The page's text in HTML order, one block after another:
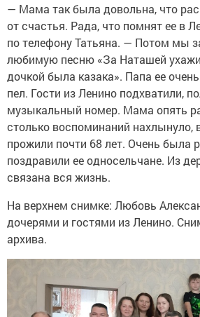
— Мама так была довольна, что
от счастья. Рада, что помнят ее в
по телефону Татьяна. — Потом мы
любимую песню «За Наташей
дочкой была казака». Папа ее
пел. Гости из Ленино подхватили,
музыкальный номер. Мама опять
столько воспоминаний нахлынуло,
прожили почти 68 лет. Очень была
поздравили ее односельчане. Из
связана вся жизнь.
На верхнем снимке: Любовь
дочерями и гостями из Ленино.
архива.